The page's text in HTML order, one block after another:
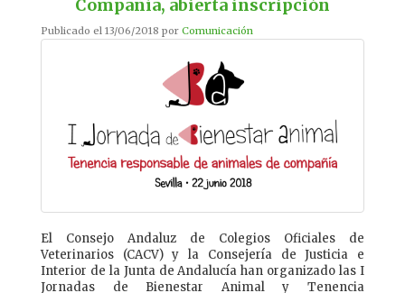
Compañía, abierta inscripción
Publicado el 13/06/2018 por Comunicación
El Consejo Andaluz de Colegios Oficiales de
Veterinarios (CACV) y la Consejería de Justicia e
Interior de la Junta de Andalucía han organizado las I
Jornadas de Bienestar Animal y Tenencia